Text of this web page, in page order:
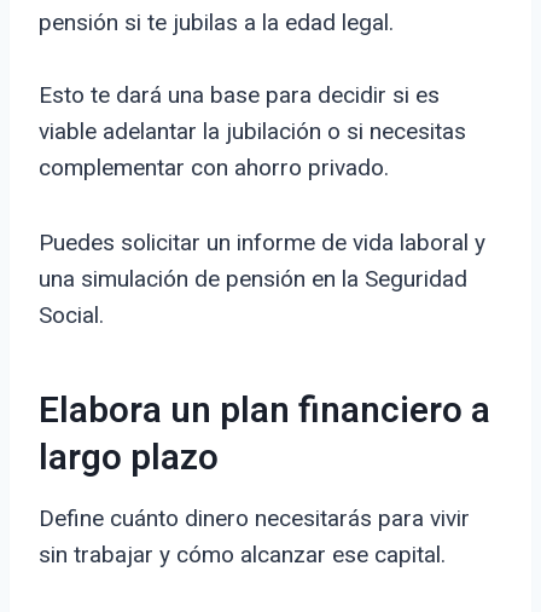
pensión si te jubilas a la edad legal.
Esto te dará una base para decidir si es
viable adelantar la jubilación o si necesitas
complementar con ahorro privado.
Puedes solicitar un informe de vida laboral y
una simulación de pensión en la Seguridad
Social.
Elabora un plan financiero a
largo plazo
Define cuánto dinero necesitarás para vivir
sin trabajar y cómo alcanzar ese capital.